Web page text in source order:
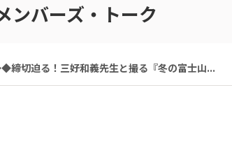
ンバーズ・トーク
締切迫る！三好和義先生と撮る『冬の富士山...